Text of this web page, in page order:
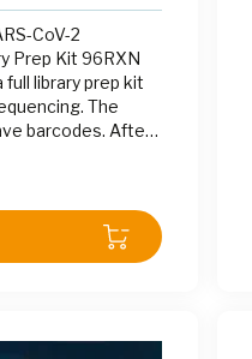
CoV-2
Prep Kit 96RXN
full library prep kit
The
barcodes. After